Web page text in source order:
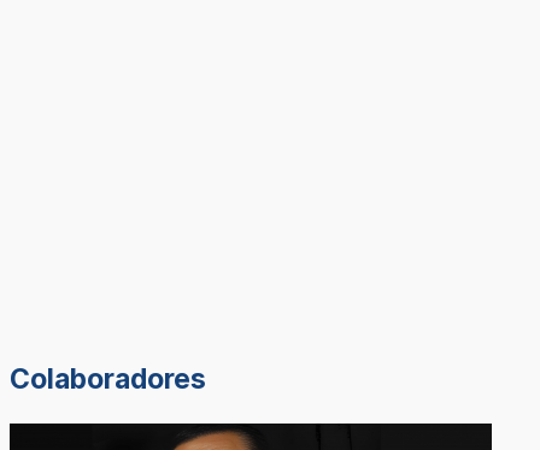
Colaboradores